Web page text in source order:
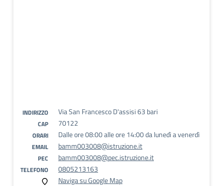
INDIRIZZO Via San Francesco D'assisi 63 bari
CAP 70122
ORARI Dalle ore 08:00 alle ore 14:00 da lunedì a venerdì
EMAIL bamm003008@istruzione.it
PEC bamm003008@pec.istruzione.it
TELEFONO
0805213163
Naviga su Google Map